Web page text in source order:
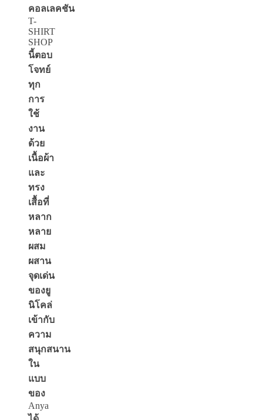
คอลเลคชัน
T-
SHIRT
SHOP
นี้ตอบ
โจทย์
ทุก
การ
ใช้
งาน
ด้วย
เนื้อผ้า
และ
ทรง
เสื้อที่
หลาก
หลาย
ผสม
ผสาน
จุดเด่น
ของยู
นิโคล่
เข้ากับ
ความ
สนุกสนาน
ใน
แบบ
ของ
Anya